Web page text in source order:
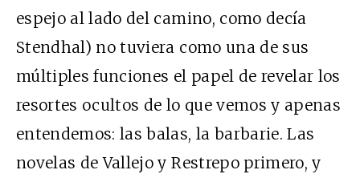
espejo al lado del camino, como decía
Stendhal) no tuviera como una de sus
múltiples funciones el papel de revelar los
resortes ocultos de lo que vemos y apenas
entendemos: las balas, la barbarie. Las
novelas de Vallejo y Restrepo primero, y